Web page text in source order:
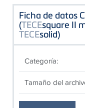
Ficha de datos
(TECEsquare II
TECEsolid)
Categoría:
Tamaño del